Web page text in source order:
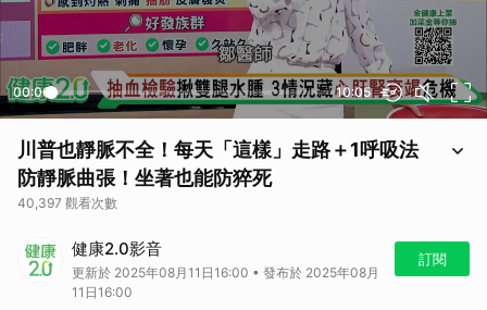
00:00 10:05
川普也靜脈不全！每天「這樣」走路＋1呼吸法
防靜脈曲張！坐著也能防猝死
40,397 觀看次數
訊！就連美國總統川普也被檢查出有「慢性靜脈功能不全」！醫師提醒，
老化導致血管彈性變差，或懷孕、肥胖等因素，都可能導致靜脈瓣膜功能
不全，不只可能靜脈曲張，還可能發生血管栓塞而引發生命威脅。
健康2.0影音
更新於 2025年08月11日16:00 • 發布於 2025年08月
11日16:00
訂閱